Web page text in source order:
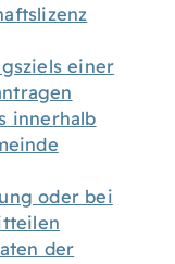
einer
innerhalb
oder bei
der